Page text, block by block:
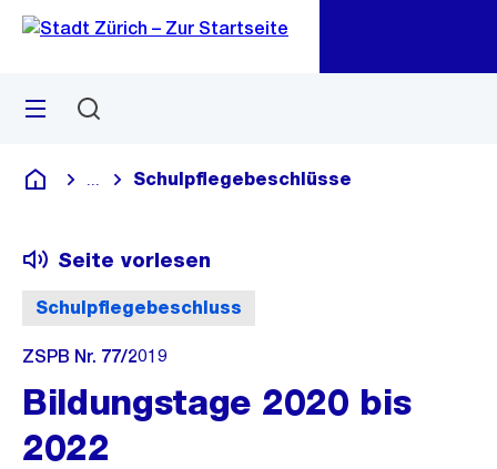
Navigation
Sprunglink
Menü
Deutsch
Blende alle Breadcrumbs ein
Schulpflegebeschlüsse
Schulpflegebeschluss
Seite vorlesen
ZSPB Nr. 77/2019
Bildungstage 2020 bis
2022